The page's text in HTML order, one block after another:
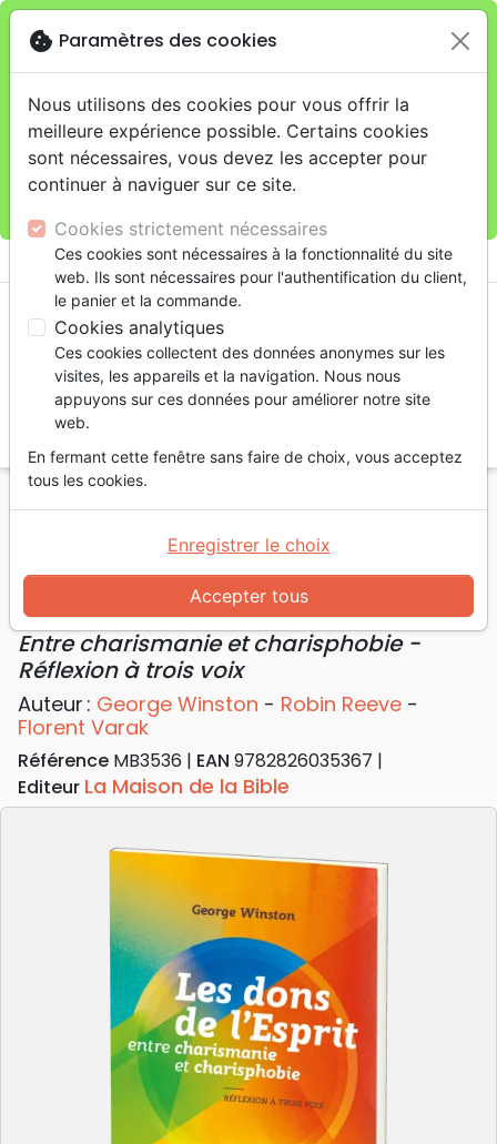
Je veux retirer ma commande au 4, rue Audubon
(Gare de Lyon), Parisclose
warningCette boutique en ligne est limitée au retrait en
magasin.
Pour les livraisons à domicile, veuillez passer vos
commandes sur la boutique La Maison de la Bible
shopping_cart
Accueil Livres Doctrine
Saint Esprit
Dons de l'Esprit (Les) - Entre charismanie et
charisphobie - Réflexion à trois voix
Les Dons de l'Esprit
Entre charismanie et charisphobie -
Réflexion à trois voix
Auteur : George Winston - Robin Reeve -
Florent Varak
Référence MB3536 EAN 9782826035367
Editeur La Maison de la Bible
cookie Paramètres des cookies
Nous utilisons des cookies pour vous offrir la
meilleure expérience possible. Certains cookies
sont nécessaires, vous devez les accepter pour
continuer à naviguer sur ce site.
Cookies strictement nécessaires
Ces cookies sont nécessaires à la fonctionnalité du site
web. Ils sont nécessaires pour l'authentification du client,
le panier et la commande.
Cookies analytiques
Ces cookies collectent des données anonymes sur les
visites, les appareils et la navigation. Nous nous
appuyons sur ces données pour améliorer notre site
web.
En fermant cette fenêtre sans faire de choix, vous acceptez
tous les cookies.
Accepter tous
Enregistrer le choix